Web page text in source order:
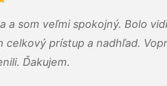
a som veľmi spokojný. Bolo
celkový prístup a nadhľad.
Ďakujem.